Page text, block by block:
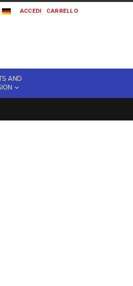
ACCEDI CARRELLO
AND